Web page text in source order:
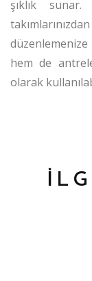
şıklık
hem de
olarak